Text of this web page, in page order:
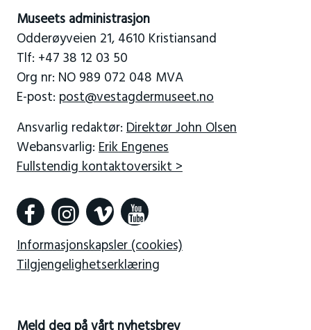
Museets administrasjon
Odderøyveien 21, 4610 Kristiansand
Tlf: +47 38 12 03 50
Org nr: NO 989 072 048 MVA
E-post: post@vestagdermuseet.no
Ansvarlig redaktør: Direktør John Olsen
Webansvarlig: Erik Engenes
Fullstendig kontaktoversikt >
Informasjonskapsler (cookies)
Tilgjengelighetserklæring